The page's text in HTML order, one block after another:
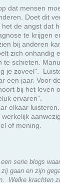
dat mensen
Doet dit
het de angst
te
bij anderen
zich onhandig en
schieten. Manu
je zoveel".
een jaar. Voor
bij het leven
ervaren”.
elkaar
werkelijk
of mening.
serie blogs
zij gaan en zijn
Welke
zij tegen
het leven een
dankzij de